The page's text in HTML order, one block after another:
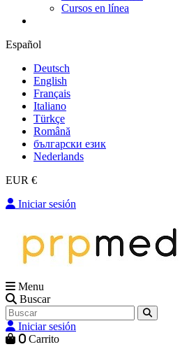
Cursos en línea
Español
Deutsch
English
Français
Italiano
Türkçe
Română
български език
Nederlands
EUR €
Iniciar sesión
Menu
Buscar
Iniciar sesión
0 Carrito